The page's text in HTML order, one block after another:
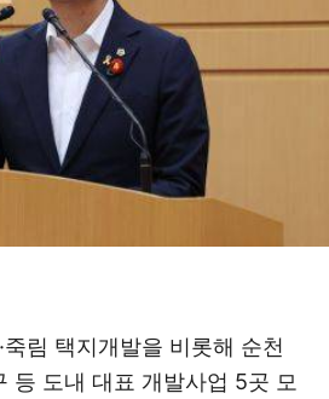
죽림 택지개발을 비롯해 순천
등 도내 대표 개발사업 5곳 모